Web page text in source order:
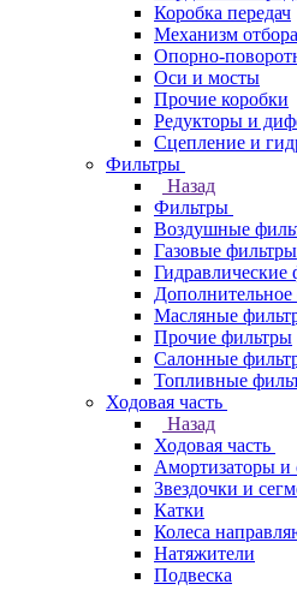
Коробка передач
Механизм
Опорно-
Оси и мосты
Прочие коробки
Редукторы и
Сцепление и
Фильтры
Назад
Фильтры
Воздушные
Газовые фильтры
Гидравлические
Дополнительное
Масляные
Прочие фильтры
Салонные
Топливные
Ходовая часть
Назад
Ходовая часть
Амортизаторы и
Звездочки и
Катки
Колеса
Натяжители
Подвеска